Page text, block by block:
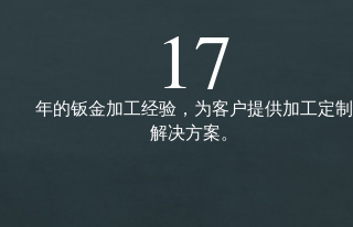
17
年的钣金加工经验，为客户提供加工定制
解决方案。